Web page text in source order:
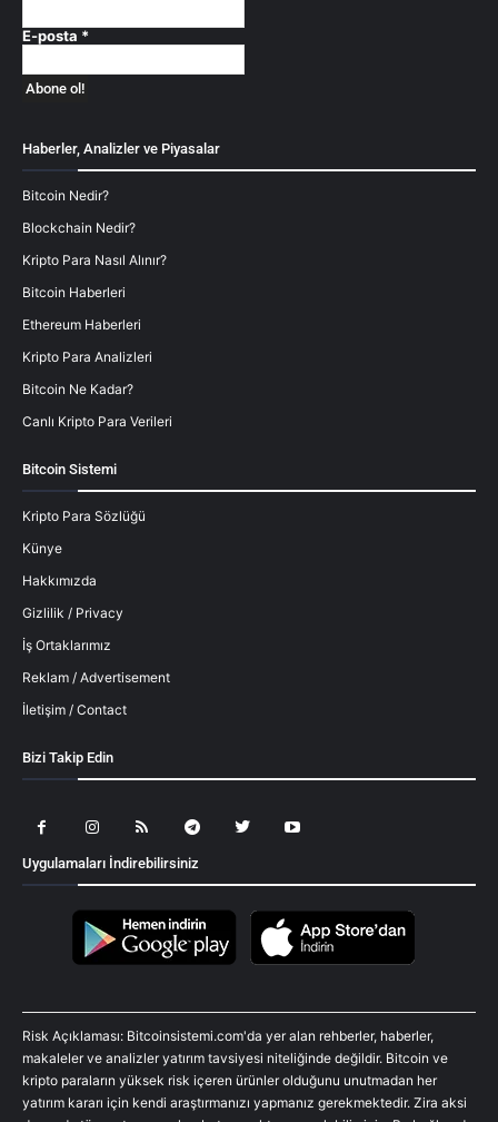
E-posta *
Haberler, Analizler ve Piyasalar
Bitcoin Nedir?
Blockchain Nedir?
Kripto Para Nasıl Alınır?
Bitcoin Haberleri
Ethereum Haberleri
Kripto Para Analizleri
Bitcoin Ne Kadar?
Canlı Kripto Para Verileri
Bitcoin Sistemi
Kripto Para Sözlüğü
Künye
Hakkımızda
Gizlilik / Privacy
İş Ortaklarımız
Reklam / Advertisement
İletişim / Contact
Bizi Takip Edin
Uygulamaları İndirebilirsiniz
Risk Açıklaması: Bitcoinsistemi.com'da yer alan rehberler, haberler,
makaleler ve analizler yatırım tavsiyesi niteliğinde değildir. Bitcoin ve
kripto paraların yüksek risk içeren ürünler olduğunu unutmadan her
yatırım kararı için kendi araştırmanızı yapmanız gerekmektedir. Zira aksi